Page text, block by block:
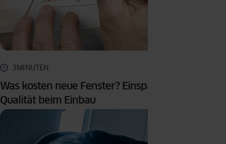
3MINUTEN
Was kosten neue Fenster? Einsparungen vs.
Qualität beim Einbau